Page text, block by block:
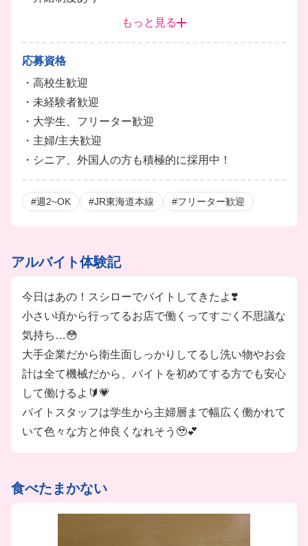
・ベネフィット利用制度あり
・大学生対象の給付型奨学金制度あり
※各種規定あり
もっと見る
応募資格
・高校生歓迎
・未経験者歓迎
・大学生、フリーター歓迎
・主婦/主夫歓迎
・シニア、外国人の方も積極的に採用中！
#週2~OK #JR東海道本線 #フリーター歓迎
アルバイト体験記
今日はあの！スシローでバイトしてきたよ❣️
小さい頃から行ってるお店で働くってすごく不思議な
気持ち…😳
大手企業だから衛生面しっかりしてるし洗い物やお会
計は全て機械だから、バイトを初めてする方でも安心
して働けるよ🔰💗
バイトスタッフは学生から主婦層まで幅広く働かれて
いて色々な方と仲良くなれそう🥹💕
食べたまかない